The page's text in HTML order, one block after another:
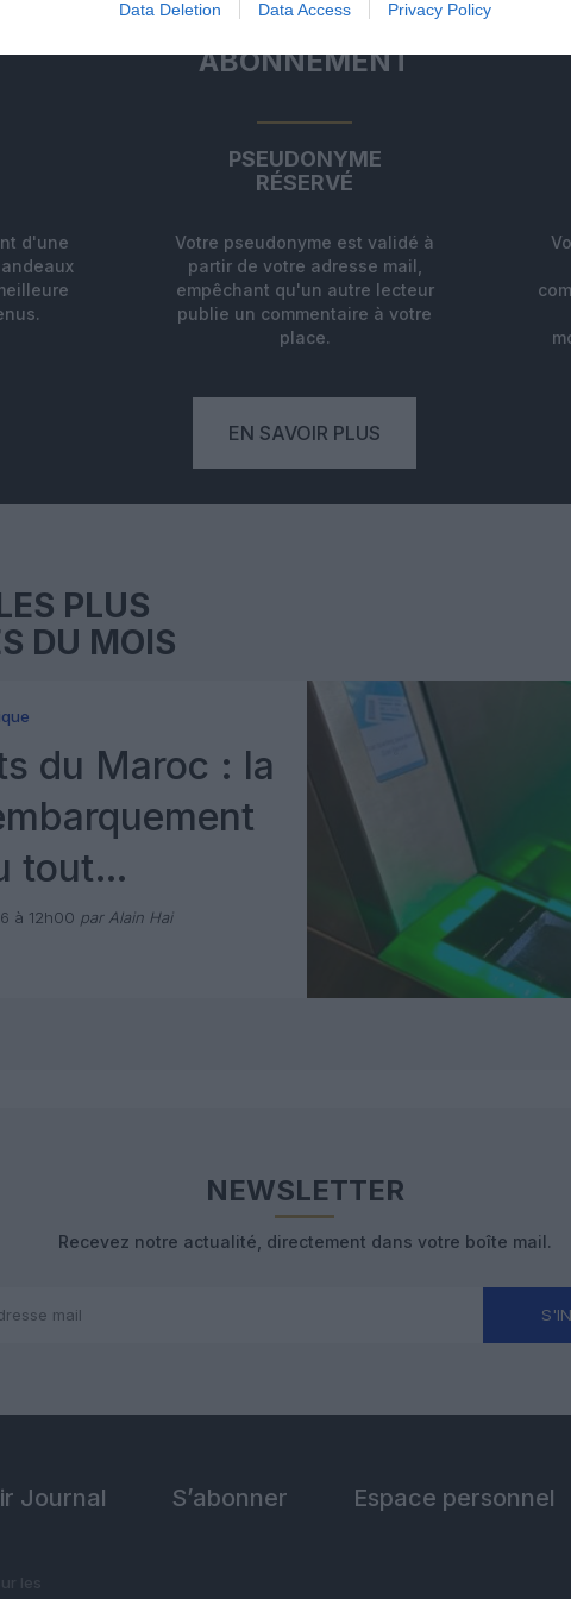
Data Deletion Data Access Privacy Policy
ABONNEMENT
d'une
PSEUDONYME
RÉSERVÉ
Votre pseudonyme est validé à
partir de votre adresse mail,
empêchant qu'un autre lecteur
publie un commentaire à votre
place.
EN SAVOIR PLUS
PLUS
DU MOIS
du Maroc : la
tout
avec Pax
à 12h00 par Alain Hai
NEWSLETTER
Recevez notre actualité, directement dans votre boîte mail.
Journal S’abonner Espace personnel